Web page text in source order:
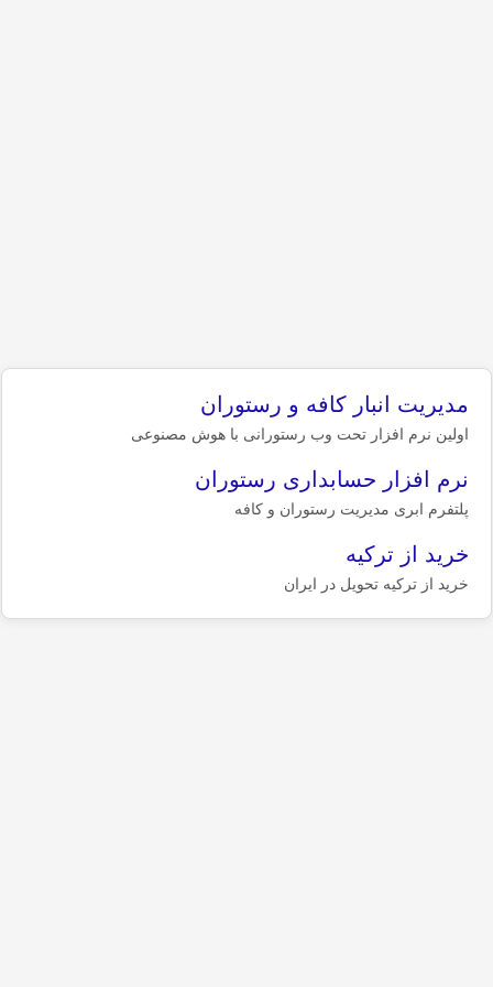
مدیریت انبار کافه و رستوران
اولین نرم افزار تحت وب رستورانی با هوش مصنوعی
نرم افزار حسابداری رستوران
پلتفرم ابری مدیریت رستوران و کافه
خرید از ترکیه
خرید از ترکیه تحویل در ایران